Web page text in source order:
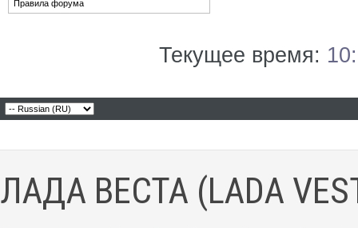
Правила форума
Текущее время:
ЛАДА ВЕСТА (LADA